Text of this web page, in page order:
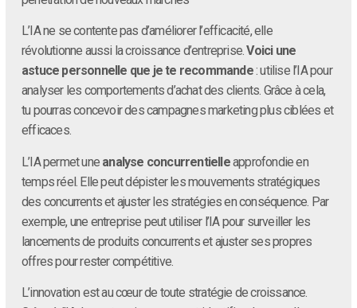
L’IA ne se contente pas d’améliorer l’efficacité, elle
révolutionne aussi la croissance d’entreprise.Voici une
astuce personnelle que je te recommande: utilise l’IA pour
analyser les comportements d’achat des clients. Grâce à cela,
tu pourras concevoir des campagnes marketing plus ciblées et
efficaces.
L’IA permet une analyse concurrentielleapprofondie en
temps réel. Elle peut dépister les mouvements stratégiques
des concurrents et ajuster les stratégies en conséquence. Par
exemple, une entreprise peut utiliser l’IA pour surveiller les
lancements de produits concurrents et ajuster ses propres
offres pour rester compétitive.
L’innovation est au cœur de toute stratégie de croissance.